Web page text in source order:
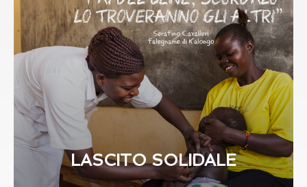
LASCITO SOLIDALE